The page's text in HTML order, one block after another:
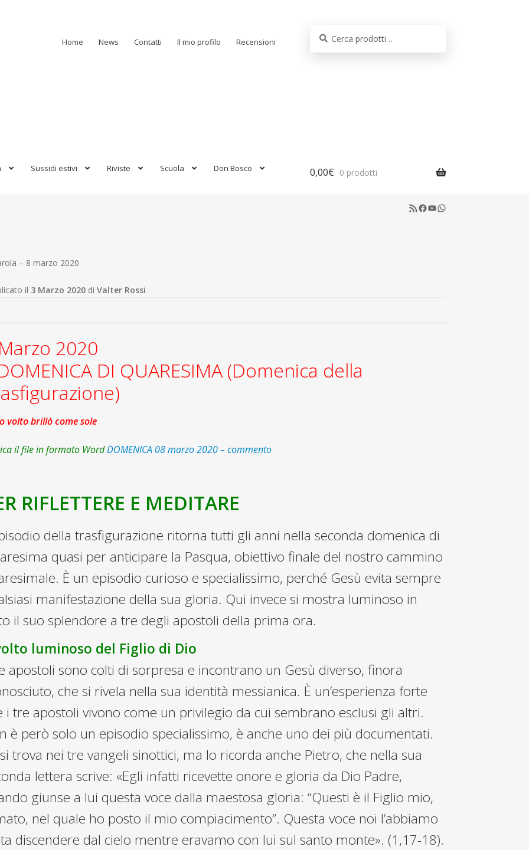
Home News Contatti Il mio profilo Recensioni
Sussidi estivi Riviste Scuola Don Bosco 0,00€ 0 prodotti
RSS Feed
Facebook
YouTube
WhatsApp
– 8 marzo 2020
il 3 Marzo 2020 di Valter Rossi
2020
DI QUARESIMA (Domenica della
volto brillò come sole
il file in formato WordDOMENICA 08 marzo 2020 – commento
RIFLETTERE E MEDITARE
della trasfigurazione ritorna tutti gli anni nella seconda domenica di
quasi per anticipare la Pasqua, obiettivo finale del nostro cammino
È un episodio curioso e specialissimo, perché Gesù evita sempre
manifestazione della sua gloria. Qui invece si mostra luminoso in
il suo splendore a tre degli apostoli della prima ora.
luminoso del Figlio di Dio
apostoli sono colti di sorpresa e incontrano un Gesù diverso, finora
che si rivela nella sua identità messianica. È un’esperienza forte
i tre apostoli vivono come un privilegio da cui sembrano esclusi gli altri.
è però solo un episodio specialissimo, è anche uno dei più documentati.
trova nei tre vangeli sinottici, ma lo ricorda anche Pietro, che nella sua
lettera scrive: «Egli infatti ricevette onore e gloria da Dio Padre,
giunse a lui questa voce dalla maestosa gloria: “Questi è il Figlio mio,
nel quale ho posto il mio compiacimento”. Questa voce noi l’abbiamo
discendere dal cielo mentre eravamo con lui sul santo monte». (1,17-18).